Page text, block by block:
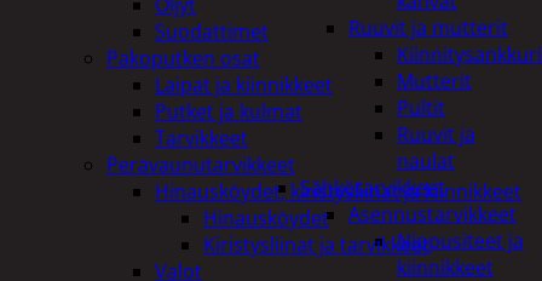
Ruuvit ja mutterit
Mutterit
Pultit
Ruuvit ja
naulat
Sähkötarvikkeet
Asennustarvikkeet
Nippusiteet ja
kiinnikkeet
Suodattimet
Pakoputken osat
Laipat ja kiinnikkeet
Putket ja kulmat
Tarvikkeet
Perävaunutarvikkeet
Hinausköydet, kiristysliinat ja kiinnikkeet
Hinausköydet
Kiristysliinat ja tarvikkeet
Valot